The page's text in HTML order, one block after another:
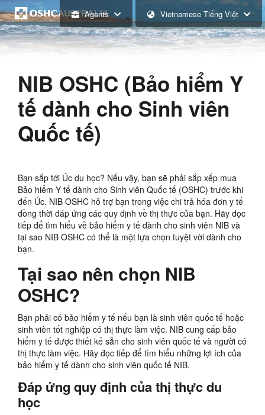
Agents Vietnamese Tiếng Việt
NIB OSHC (Bảo hiểm Y
tế dành cho Sinh viên
Quốc tế)
Bạn sắp tới Úc du học? Nếu vậy, bạn sẽ phải sắp xếp mua
Bảo hiểm Y tế dành cho Sinh viên Quốc tế (OSHC) trước khi
đến Úc. NIB OSHC hỗ trợ bạn trong việc chi trả hóa đơn y tế
đồng thời đáp ứng các quy định về thị thực của bạn. Hãy đọc
tiếp để tìm hiểu về bảo hiểm y tế dành cho sinh viên NIB và
tại sao NIB OSHC có thể là một lựa chọn tuyệt vời dành cho
bạn.
Tại sao nên chọn NIB
OSHC?
Bạn phải có bảo hiểm y tế nếu bạn là sinh viên quốc tế hoặc
sinh viên tốt nghiệp có thị thực làm việc. NIB cung cấp bảo
hiểm y tế được thiết kế sẵn cho sinh viên quốc tế và người có
thị thực làm việc. Hãy đọc tiếp để tìm hiểu những lợi ích của
bảo hiểm y tế dành cho sinh viên quốc tế NIB.
Đáp ứng quy định của thị thực du
học